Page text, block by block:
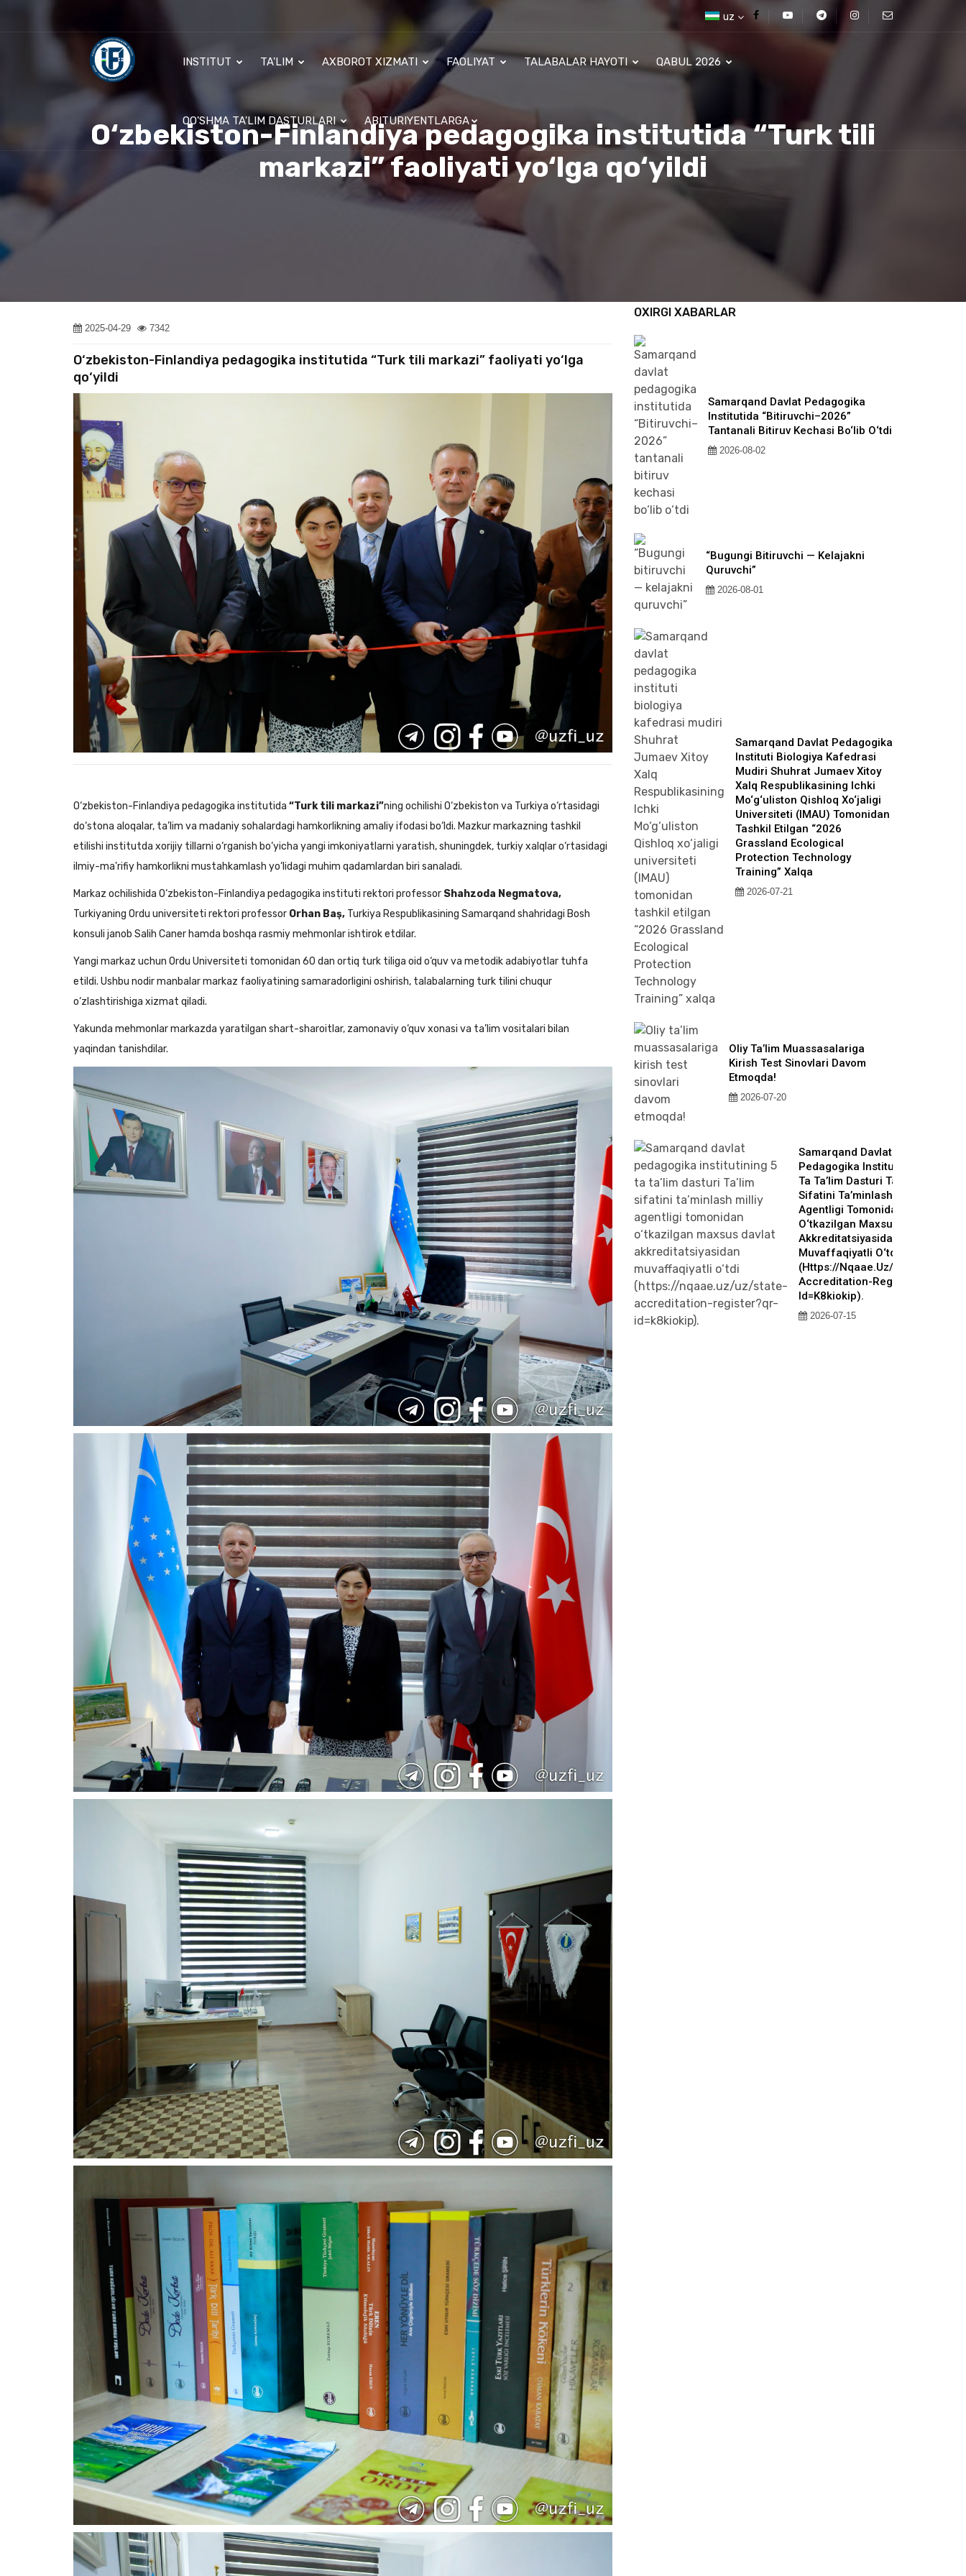
uz
INSTITUT TA'LIM AXBOROT XIZMATI FAOLIYAT TALABALAR HAYOTI QABUL 2026
QO'SHMA TA'LIM DASTURLARI ABITURIYENTLARGA
O‘zbekiston-Finlandiya pedagogika institutida “Turk tili
markazi” faoliyati yo‘lga qo‘yildi
2025-04-29 7342
O‘zbekiston-Finlandiya pedagogika institutida “Turk tili markazi” faoliyati yo‘lga
qo‘yildi
O‘zbekiston-Finlandiya pedagogika institutida “Turk tili markazi”ning ochilishi O‘zbekiston va Turkiya o‘rtasidagi
do‘stona aloqalar, ta’lim va madaniy sohalardagi hamkorlikning amaliy ifodasi bo‘ldi. Mazkur markazning tashkil
etilishi institutda xorijiy tillarni o‘rganish bo‘yicha yangi imkoniyatlarni yaratish, shuningdek, turkiy xalqlar o‘rtasidagi
ilmiy-ma’rifiy hamkorlikni mustahkamlash yo‘lidagi muhim qadamlardan biri sanaladi.
Markaz ochilishida O‘zbekiston-Finlandiya pedagogika instituti rektori professor Shahzoda Negmatova,
Turkiyaning Ordu universiteti rektori professor Orhan Baş, Turkiya Respublikasining Samarqand shahridagi Bosh
konsuli janob Salih Caner hamda boshqa rasmiy mehmonlar ishtirok etdilar.
Yangi markaz uchun Ordu Universiteti tomonidan 60 dan ortiq turk tiliga oid o‘quv va metodik adabiyotlar tuhfa
etildi. Ushbu nodir manbalar markaz faoliyatining samaradorligini oshirish, talabalarning turk tilini chuqur
o‘zlashtirishiga xizmat qiladi.
Yakunda mehmonlar markazda yaratilgan shart-sharoitlar, zamonaviy o‘quv xonasi va ta’lim vositalari bilan
yaqindan tanishdilar.
OXIRGI XABARLAR
Samarqand Davlat Pedagogika
Institutida “Bitiruvchi–2026”
Tantanali Bitiruv Kechasi Bo‘lib O‘tdi
2026-08-02
“Bugungi Bitiruvchi — Kelajakni
Quruvchi”
2026-08-01
Samarqand Davlat Pedagogika
Instituti Biologiya Kafedrasi
Mudiri Shuhrat Jumaev Xitoy
Xalq Respublikasining Ichki
Mo‘g‘uliston Qishloq Xo‘jaligi
Universiteti (IMAU) Tomonidan
Tashkil Etilgan “2026
Grassland Ecological
Protection Technology
Training” Xalqa
2026-07-21
Oliy Ta’lim Muassasalariga
Kirish Test Sinovlari Davom
Etmoqda!
2026-07-20
Samarqand Davlat
Pedagogika Institutining 5
Ta Ta’lim Dasturi Ta’lim
Sifatini Ta’minlash Milliy
Agentligi Tomonidan
O‘tkazilgan Maxsus Davlat
Akkreditatsiyasidan
Muvaffaqiyatli O‘tdi
(https://nqaae.uz/uz/state-
Accreditation-Register?qr-
Id=k8kiokip).
2026-07-15